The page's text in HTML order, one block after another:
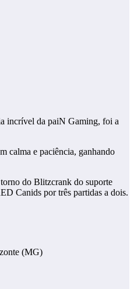
incrível da paiN Gaming, foi a
calma e paciência, ganhando
do Blitzcrank do suporte
Canids por três partidas a dois.
(MG)